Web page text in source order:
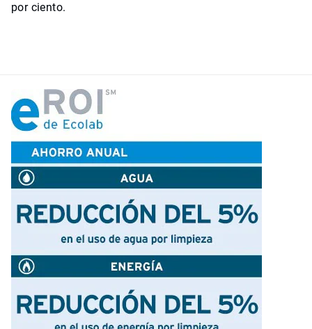
por ciento.